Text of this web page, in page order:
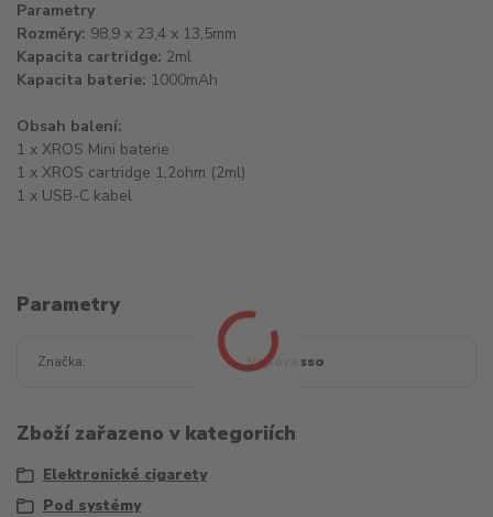
Parametry
Rozměry: 98,9 x 23,4 x 13,5mm
Kapacita cartridge: 2ml
Kapacita baterie: 1000mAh
Obsah balení:
1 x XROS Mini baterie
1 x XROS cartridge 1,2ohm (2ml)
1 x USB-C kabel
Parametry
Značka Vaporesso
Zboží zařazeno v kategoriích
Elektronické cigarety
Pod systémy